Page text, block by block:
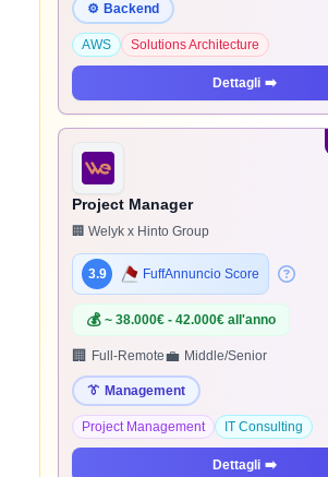
⚙️ Backend
AWS Solutions Architecture
Dettagli ➡️
Project Manager
🏢 Welyk x Hinto Group
3.9 FuffAnnuncio Score
💰 ~ 38.000€ - 42.000€ all'anno
🏢 Full-Remote💼 Middle/Senior
👔 Management
Project Management IT Consulting
Dettagli ➡️